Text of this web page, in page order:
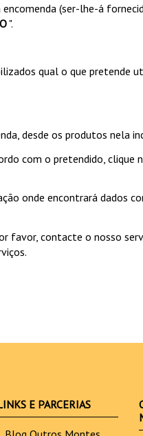
(ser-lhe-á
".
qual o que pretende
desde os produtos nela
com o pretendido, clique
onde encontrará dados
favor, contacte o nosso
E PARCERIAS